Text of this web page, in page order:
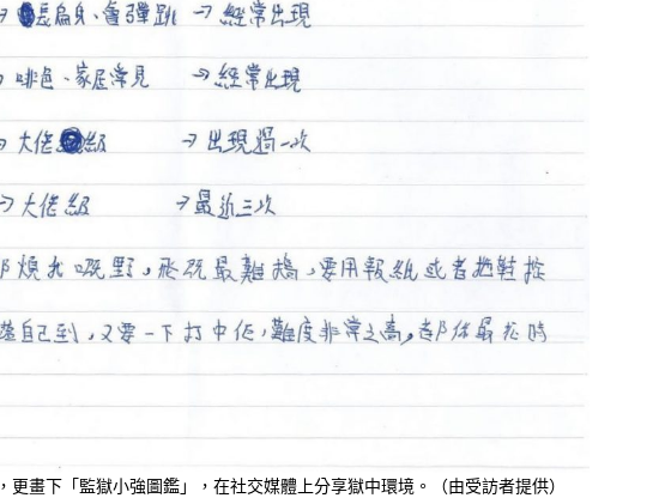
更畫下「監獄小強圖鑑」，在社交媒體上分享獄中環境。（由受訪者提供）